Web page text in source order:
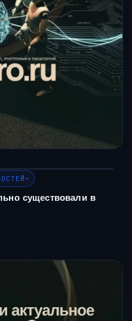
существовали в